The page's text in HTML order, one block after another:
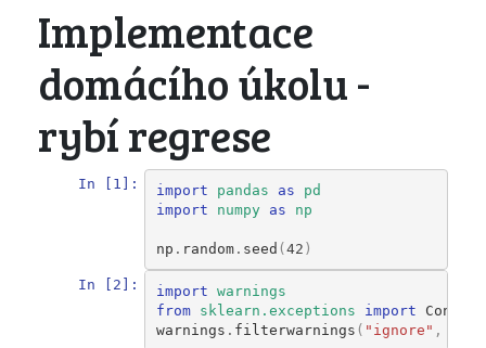
Implementace
domácího úkolu -
rybí regrese
In [1]: import pandas as
pd
import
numpy as np
np . random. seed ( 42 )
In [2]: import warnings
from
sklearn.exceptions import
warnings . filterwarnings ( "ignore" ,